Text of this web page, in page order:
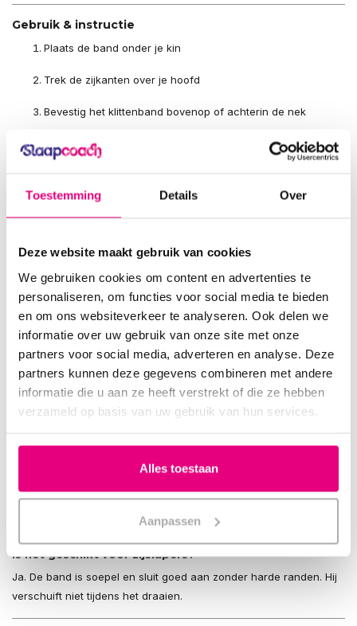
Toestemming Details Over
Deze website maakt gebruik van cookies
We gebruiken cookies om content en advertenties te
personaliseren, om functies voor social media te bieden
en om ons websiteverkeer te analyseren. Ook delen we
informatie over uw gebruik van onze site met onze
partners voor social media, adverteren en analyse. Deze
partners kunnen deze gegevens combineren met andere
informatie die u aan ze heeft verstrekt of die ze hebben
verzameld op basis van uw gebruik van hun services.
Alles toestaan
Aanpassen
Gebruik & instructie
Plaats de band onder je kin
Trek de zijkanten over je hoofd
Bevestig het klittenband bovenop of achterin de nek
Zorg dat de band strak maar comfortabel zit
Veelgestelde vragen
Is dit een speciaal ontworpen kinband voor
tandenknarsen?
Nee, dit is onze beproefde
SleepPro kinband
die we ook
adviseren bij snurken. Door het kaakondersteunend effect is hij
echter ook ideaal om knarsbitjes beter te laten zitten.
Voorkomt deze kinband het tandenknarsen zelf?
Nee. Alleen een knarsbitje beschermt je gebit. Deze kinband helpt
Kan ik deze kinband combineren met elk bitje?
Ja. De band is compatibel met alle bitjes: op maat, boil-and-bite of
SleepRight en SleepPro modellen.
Is het geschikt voor zijslapers?
Ja. De band is soepel en sluit goed aan zonder harde randen. Hij
verschuift niet tijdens het draaien.